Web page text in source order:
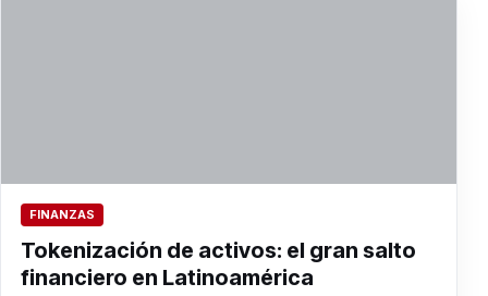
FINANZAS
Tokenización de activos: el gran salto
financiero en Latinoamérica